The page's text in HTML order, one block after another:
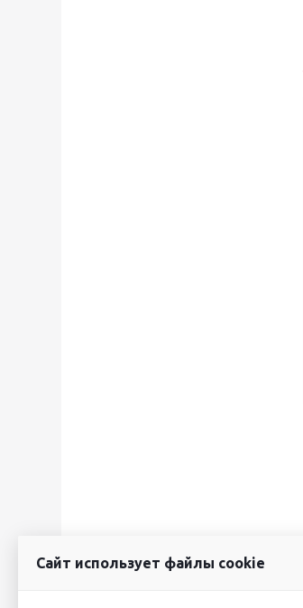
Сайт использует файлы cookie